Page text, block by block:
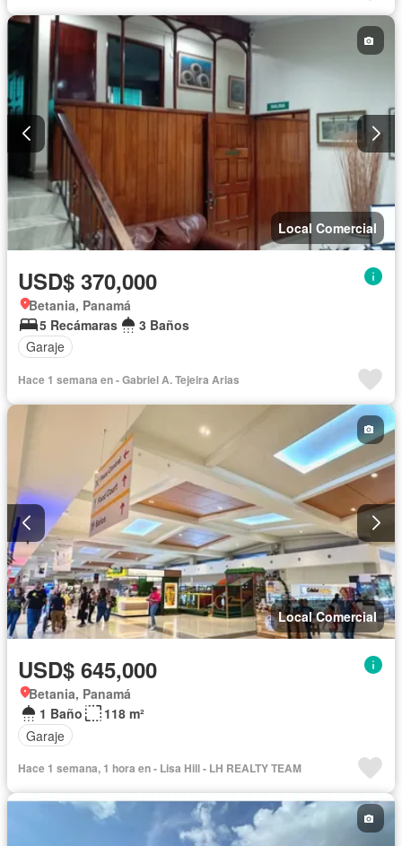
Local Comercial
USD$ 370,000
Betania, Panamá
5 Recámaras
3 Baños
Garaje
Hace 1 semana en - Gabriel A. Tejeira Arias
Local Comercial
USD$ 645,000
Betania, Panamá
1 Baño
118 m²
Garaje
Hace 1 semana, 1 hora en - Lisa Hill - LH REALTY TEAM